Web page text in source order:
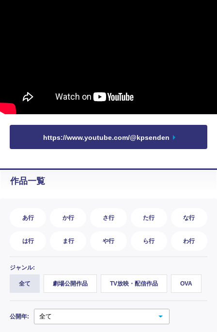
https://www.youtube.com/@kpsenden
作品一覧
あ行 か行 さ行 た行 な行
は行 ま行 や行 ら行 わ行
ジャンル:
全て 劇場公開作品 TV放映・配信作品 OVA
公開年: